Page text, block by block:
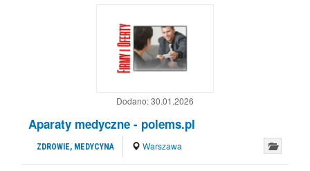
Dodano:30.01.2026
Aparaty medyczne - polems.pl
ZDROWIE, MEDYCYNA Warszawa